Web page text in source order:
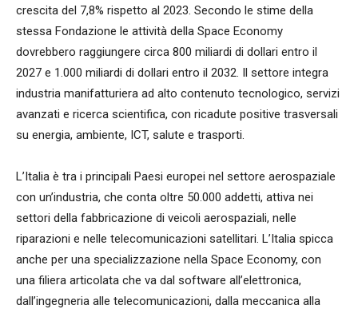
crescita del 7,8% rispetto al 2023. Secondo le stime della
stessa Fondazione le attività della Space Economy
dovrebbero raggiungere circa 800 miliardi di dollari entro il
2027 e 1.000 miliardi di dollari entro il 2032. Il settore integra
industria manifatturiera ad alto contenuto tecnologico, servizi
avanzati e ricerca scientifica, con ricadute positive trasversali
su energia, ambiente, ICT, salute e trasporti.
L’Italia è tra i principali Paesi europei nel settore aerospaziale
con un’industria, che conta oltre 50.000 addetti, attiva nei
settori della fabbricazione di veicoli aerospaziali, nelle
riparazioni e nelle telecomunicazioni satellitari. L’Italia spicca
anche per una specializzazione nella Space Economy, con
una filiera articolata che va dal software all’elettronica,
dall’ingegneria alle telecomunicazioni, dalla meccanica alla